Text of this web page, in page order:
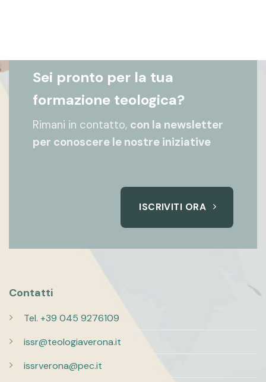
Sei pronto per la tua
formazione teologica?
Rimani in contatto, con la newsletter
per conoscere le nostre iniziative
ISCRIVITI ORA
Contatti
Tel. +39 045 9276109
issr@teologiaverona.it
issrverona@pec.it